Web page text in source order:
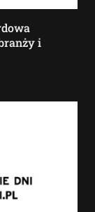
i